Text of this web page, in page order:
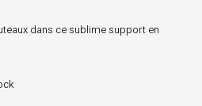
dans ce sublime support en